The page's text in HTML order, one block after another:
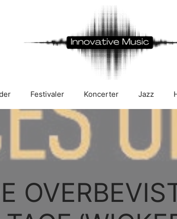
Festivaler Koncerter Jazz